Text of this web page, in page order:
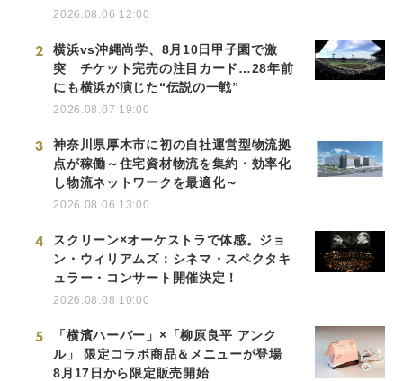
2026.08.06 12:00
2
横浜vs沖縄尚学、8月10日甲子園で激
突 チケット完売の注目カード…28年前
にも横浜が演じた“伝説の一戦”
2026.08.07 19:00
3
神奈川県厚木市に初の自社運営型物流拠
点が稼働～住宅資材物流を集約・効率化
し物流ネットワークを最適化～
2026.08.06 13:00
4
スクリーン×オーケストラで体感。ジョ
ン・ウィリアムズ：シネマ・スペクタキ
ュラー・コンサート開催決定！
2026.08.08 10:00
5
「横濱ハーバー」×「柳原良平 アンク
ル」 限定コラボ商品＆メニューが登場
8月17日から限定販売開始